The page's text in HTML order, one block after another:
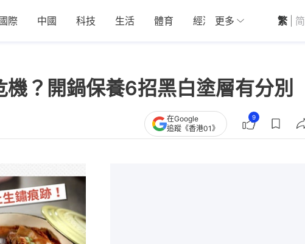
國際 中國 科技 生活 體育 經濟 01深圳 觀點
更多 繁 简
？開鍋保養6招黑白塗層有分別
在Google
追蹤《香港01》
9